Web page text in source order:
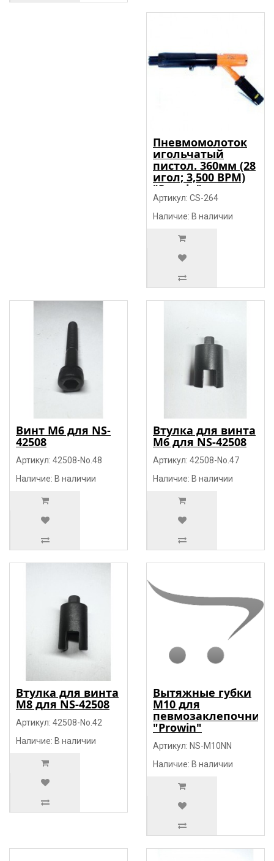
Пневмомолоток
игольчатый
пистол. 360мм (28
игол; 3,500 BPM)
"Prowin"
Артикул: CS-264
Наличие: В наличии
Винт М6 для NS-
42508
Артикул: 42508-No.48
Наличие: В наличии
Втулка для винта
М6 для NS-42508
Артикул: 42508-No.47
Наличие: В наличии
Втулка для винта
М8 для NS-42508
Артикул: 42508-No.42
Наличие: В наличии
Вытяжные губки
М10 для
певмозаклепочника
"Prowin"
Артикул: NS-М10NN
Наличие: В наличии